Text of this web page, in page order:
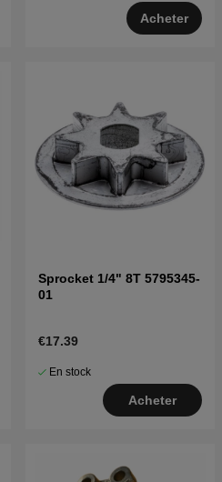
Acheter
Sprocket 1/4" 8T 5795345-
01
€17.39
En stock
Acheter